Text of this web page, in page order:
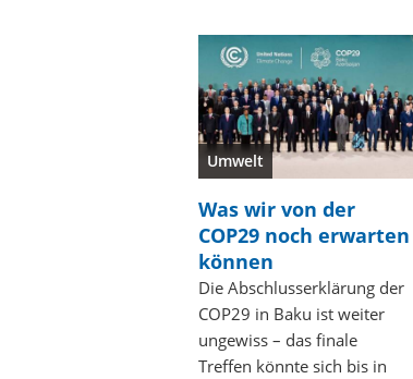
Umwelt
Was wir von der
COP29 noch erwarten
können
Die Abschlusserklärung der
COP29 in Baku ist weiter
ungewiss – das finale
Treffen könnte sich bis in